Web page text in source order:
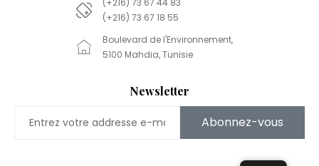
(+216) 73 67 44 83
(+216) 73 67 18 55
Boulevard de l'Environnement,
5100 Mahdia, Tunisie
Newsletter
Abonnez-vous